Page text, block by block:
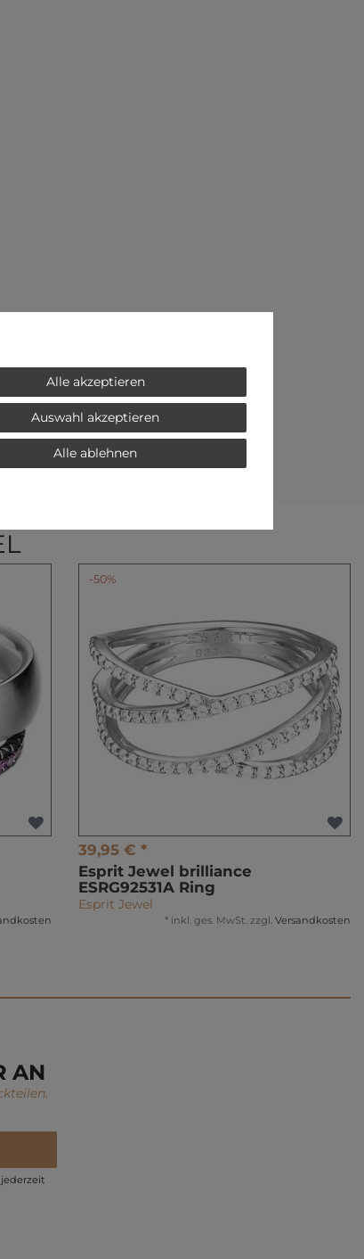
-50%
39,95 € *
Esprit Jewel brilliance
ESRG92531A Ring
Esprit Jewel
* inkl. ges. MwSt. zzgl. Versandkosten
AN
Alle akzeptieren
Auswahl akzeptieren
Alle ablehnen